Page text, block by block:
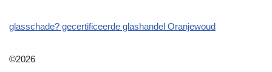
glasschade? gecertificeerde glashandel Oranjewoud
©2026